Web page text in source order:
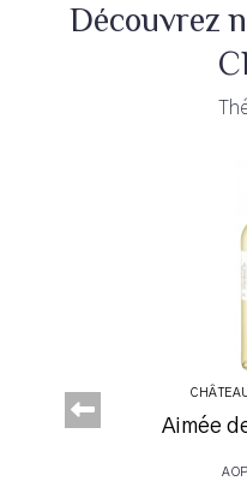
Découvrez
Aimée